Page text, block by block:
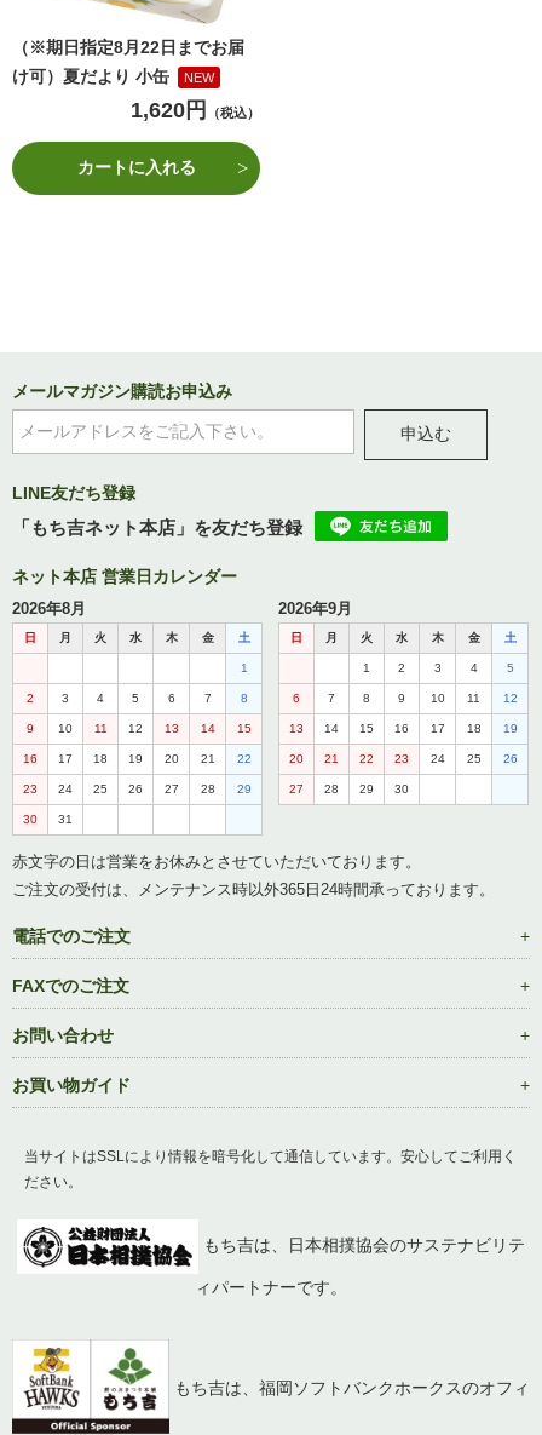
（※期日指定8月22日までお届
け可）夏だより 小缶
NEW
1,620円 （税込）
カートに入れる
メールマガジン購読お申込み
申込む
LINE友だち登録
「もち吉ネット本店」を友だち登録
ネット本店 営業日カレンダー
2026年8月
日 月 火 水 木 金 土
1
2 3 4 5 6 7 8
9 10 11 12 13 14 15
16 17 18 19 20 21 22
23 24 25 26 27 28 29
30 31
2026年9月
日 月 火 水 木 金 土
1 2 3 4 5
6 7 8 9 10 11 12
13 14 15 16 17 18 19
20 21 22 23 24 25 26
27 28 29 30
赤文字の日は営業をお休みとさせていただいております。
ご注文の受付は、メンテナンス時以外365日24時間承っております。
電話でのご注文
FAXでのご注文
お問い合わせ
お買い物ガイド
当サイトはSSLにより情報を暗号化して通信しています。安心してご利用く
ださい。
もち吉は、日本相撲協会のサステナビリテ
ィパートナーです。
もち吉は、福岡ソフトバンクホークスのオフィ